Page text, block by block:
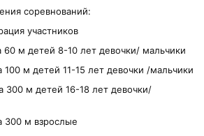
соревнований:
участников
60 м детей 8-10 лет девочки/ мальчики
100 м детей 11-15 лет девочки /мальчики
300 м детей 16-18 лет девочки/
300 м взрослые